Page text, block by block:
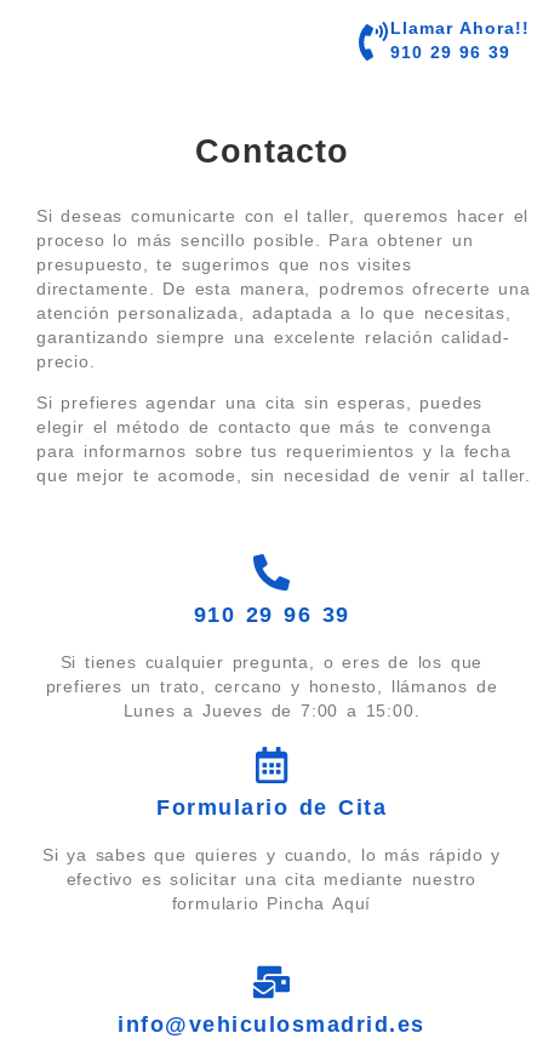
Llamar Ahora!!
910 29 96 39
Contacto
Si deseas comunicarte con el taller, queremos hacer el
proceso lo más sencillo posible. Para obtener un
presupuesto, te sugerimos que nos visites
directamente. De esta manera, podremos ofrecerte una
atención personalizada, adaptada a lo que necesitas,
garantizando siempre una excelente relación calidad-
precio.
Si prefieres agendar una cita sin esperas, puedes
elegir el método de contacto que más te convenga
para informarnos sobre tus requerimientos y la fecha
que mejor te acomode, sin necesidad de venir al taller.
910 29 96 39
Si tienes cualquier pregunta, o eres de los que
prefieres un trato, cercano y honesto, llámanos de
Lunes a Jueves de 7:00 a 15:00.
Formulario de Cita
Si ya sabes que quieres y cuando, lo más rápido y
efectivo es solicitar una cita mediante nuestro
formulario Pincha Aquí
info@vehiculosmadrid.es